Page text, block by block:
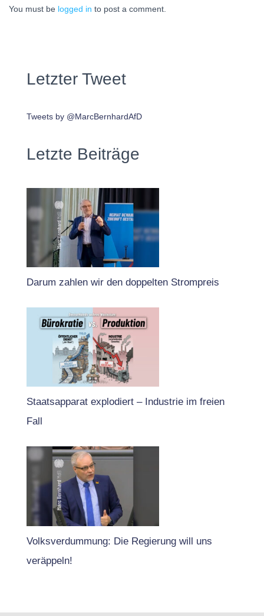
You must be logged in to post a comment.
Letzter Tweet
Tweets by @MarcBernhardAfD
Letzte Beiträge
Darum zahlen wir den doppelten Strompreis
Staatsapparat explodiert – Industrie im freien
Fall
Volksverdummung: Die Regierung will uns
veräppeln!